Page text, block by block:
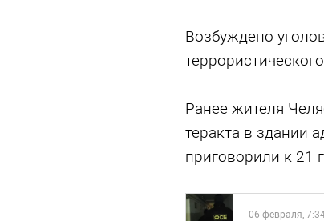
Возбуждено
Ранее жителя
теракта в здании
приговорили к 21
06 февраля,